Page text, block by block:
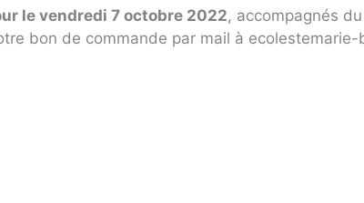
le vendredi 7 octobre 2022, accompagnés
bon de commande par mail à